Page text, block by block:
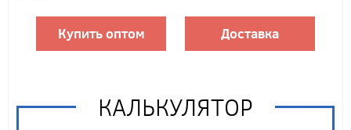
Купить оптом Доставка
КАЛЬКУЛЯТОР